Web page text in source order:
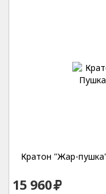
Кратон "Жар-
15 960